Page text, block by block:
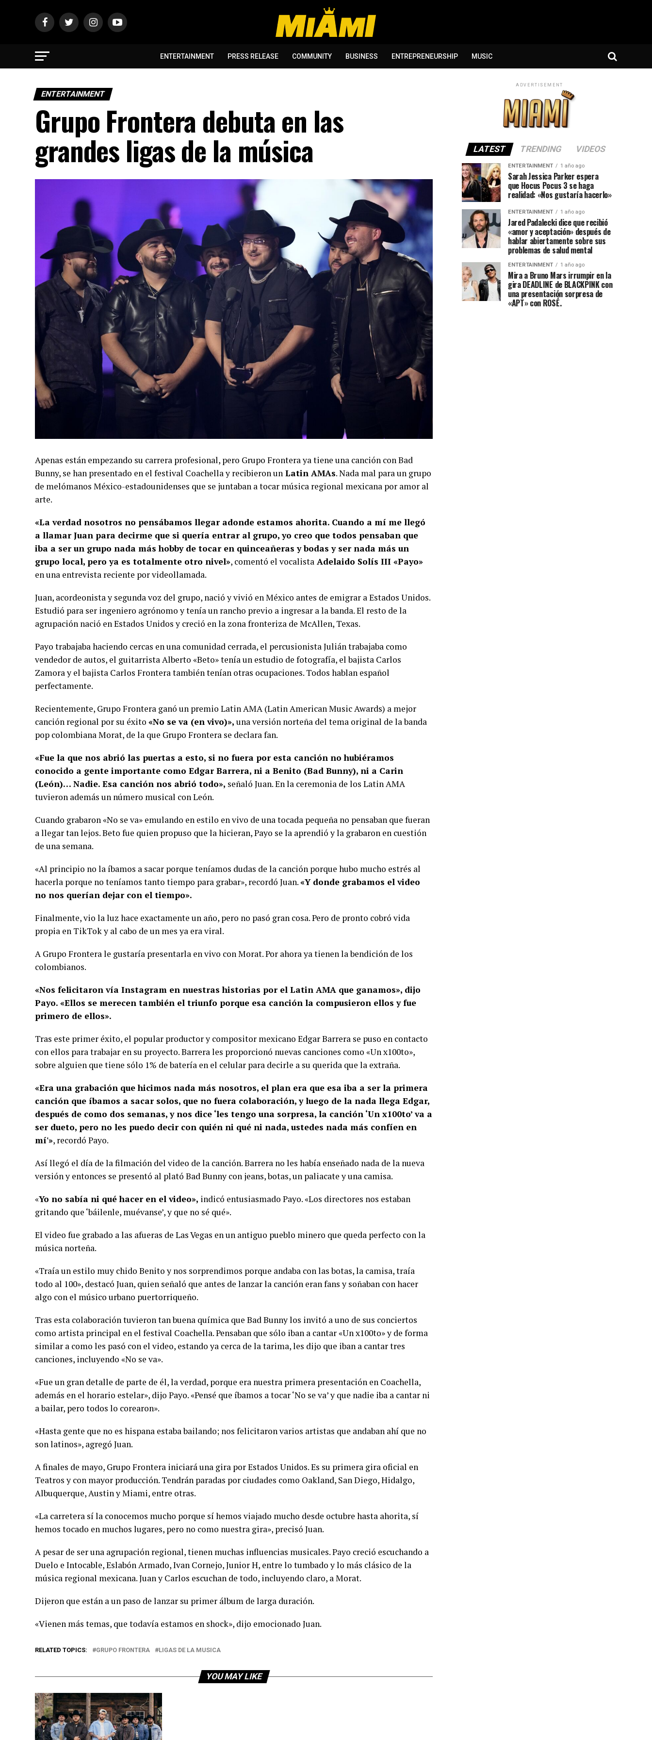
ENTERTAINMENT PRESS RELEASE COMMUNITY BUSINESS ENTREPRENEURSHIP MUSIC
ENTERTAINMENT
Grupo Frontera debuta en las
grandes ligas de la música
Apenas están empezando su carrera profesional, pero Grupo Frontera ya tiene una canción con Bad
Bunny, se han presentado en el festival Coachella y recibieron un Latin AMAs. Nada mal para un grupo
de melómanos México-estadounidenses que se juntaban a tocar música regional mexicana por amor al
arte.
«La verdad nosotros no pensábamos llegar adonde estamos ahorita. Cuando a mí me llegó
a llamar Juan para decirme que si quería entrar al grupo, yo creo que todos pensaban que
iba a ser un grupo nada más hobby de tocar en quinceañeras y bodas y ser nada más un
grupo local, pero ya es totalmente otro nivel», comentó el vocalista Adelaido Solís III «Payo»
en una entrevista reciente por videollamada.
Juan, acordeonista y segunda voz del grupo, nació y vivió en México antes de emigrar a Estados Unidos.
Estudió para ser ingeniero agrónomo y tenía un rancho previo a ingresar a la banda. El resto de la
agrupación nació en Estados Unidos y creció en la zona fronteriza de McAllen, Texas.
Payo trabajaba haciendo cercas en una comunidad cerrada, el percusionista Julián trabajaba como
vendedor de autos, el guitarrista Alberto «Beto» tenía un estudio de fotografía, el bajista Carlos
Zamora y el bajista Carlos Frontera también tenían otras ocupaciones. Todos hablan español
perfectamente.
Recientemente, Grupo Frontera ganó un premio Latin AMA (Latin American Music Awards) a mejor
canción regional por su éxito «No se va (en vivo)», una versión norteña del tema original de la banda
pop colombiana Morat, de la que Grupo Frontera se declara fan.
«Fue la que nos abrió las puertas a esto, si no fuera por esta canción no hubiéramos
conocido a gente importante como Edgar Barrera, ni a Benito (Bad Bunny), ni a Carin
(León)… Nadie. Esa canción nos abrió todo», señaló Juan. En la ceremonia de los Latin AMA
tuvieron además un número musical con León.
Cuando grabaron «No se va» emulando en estilo en vivo de una tocada pequeña no pensaban que fueran
a llegar tan lejos. Beto fue quien propuso que la hicieran, Payo se la aprendió y la grabaron en cuestión
de una semana.
«Al principio no la íbamos a sacar porque teníamos dudas de la canción porque hubo mucho estrés al
hacerla porque no teníamos tanto tiempo para grabar», recordó Juan.«Y donde grabamos el video
no nos querían dejar con el tiempo».
Finalmente, vio la luz hace exactamente un año, pero no pasó gran cosa. Pero de pronto cobró vida
propia en TikTok y al cabo de un mes ya era viral.
A Grupo Frontera le gustaría presentarla en vivo con Morat. Por ahora ya tienen la bendición de los
colombianos.
«Nos felicitaron vía Instagram en nuestras historias por el Latin AMA que ganamos», dijo
Payo. «Ellos se merecen también el triunfo porque esa canción la compusieron ellos y fue
primero de ellos».
Tras este primer éxito, el popular productor y compositor mexicano Edgar Barrera se puso en contacto
con ellos para trabajar en su proyecto. Barrera les proporcionó nuevas canciones como «Un x100to»,
sobre alguien que tiene sólo 1% de batería en el celular para decirle a su querida que la extraña.
«Era una grabación que hicimos nada más nosotros, el plan era que esa iba a ser la primera
canción que íbamos a sacar solos, que no fuera colaboración, y luego de la nada llega Edgar,
después de como dos semanas, y nos dice ‘les tengo una sorpresa, la canción ‘Un x100to’ va a
ser dueto, pero no les puedo decir con quién ni qué ni nada, ustedes nada más confíen en
mí'», recordó Payo.
Así llegó el día de la filmación del video de la canción. Barrera no les había enseñado nada de la nueva
versión y entonces se presentó al plató Bad Bunny con jeans, botas, un paliacate y una camisa.
«Yo no sabía ni qué hacer en el video», indicó entusiasmado Payo. «Los directores nos estaban
gritando que ‘báilenle, muévanse’, y que no sé qué».
El video fue grabado a las afueras de Las Vegas en un antiguo pueblo minero que queda perfecto con la
música norteña.
«Traía un estilo muy chido Benito y nos sorprendimos porque andaba con las botas, la camisa, traía
todo al 100», destacó Juan, quien señaló que antes de lanzar la canción eran fans y soñaban con hacer
algo con el músico urbano puertorriqueño.
Tras esta colaboración tuvieron tan buena química que Bad Bunny los invitó a uno de sus conciertos
como artista principal en el festival Coachella. Pensaban que sólo iban a cantar «Un x100to» y de forma
similar a como les pasó con el video, estando ya cerca de la tarima, les dijo que iban a cantar tres
canciones, incluyendo «No se va».
«Fue un gran detalle de parte de él, la verdad, porque era nuestra primera presentación en Coachella,
además en el horario estelar», dijo Payo. «Pensé que íbamos a tocar ‘No se va’ y que nadie iba a cantar ni
a bailar, pero todos lo corearon».
«Hasta gente que no es hispana estaba bailando; nos felicitaron varios artistas que andaban ahí que no
son latinos», agregó Juan.
A finales de mayo, Grupo Frontera iniciará una gira por Estados Unidos. Es su primera gira oficial en
Teatros y con mayor producción. Tendrán paradas por ciudades como Oakland, San Diego, Hidalgo,
Albuquerque, Austin y Miami, entre otras.
«La carretera sí la conocemos mucho porque sí hemos viajado mucho desde octubre hasta ahorita, sí
hemos tocado en muchos lugares, pero no como nuestra gira», precisó Juan.
A pesar de ser una agrupación regional, tienen muchas influencias musicales. Payo creció escuchando a
Duelo e Intocable, Eslabón Armado, Ivan Cornejo, Junior H, entre lo tumbado y lo más clásico de la
música regional mexicana. Juan y Carlos escuchan de todo, incluyendo claro, a Morat.
Dijeron que están a un paso de lanzar su primer álbum de larga duración.
«Vienen más temas, que todavía estamos en shock», dijo emocionado Juan.
RELATED TOPICS: GRUPO FRONTERA LIGAS DE LA MUSICA
YOU MAY LIKE
ADVERTISEMENT
LATEST TRENDING VIDEOS
ENTERTAINMENT 1 año ago
Sarah Jessica Parker espera
que Hocus Pocus 3 se haga
realidad: «Nos gustaría hacerlo»
ENTERTAINMENT 1 año ago
Jared Padalecki dice que recibió
«amor y aceptación» después de
hablar abiertamente sobre sus
problemas de salud mental
ENTERTAINMENT 1 año ago
Mira a Bruno Mars irrumpir en la
gira DEADLINE de BLACKPINK con
una presentación sorpresa de
«APT» con ROSÉ.